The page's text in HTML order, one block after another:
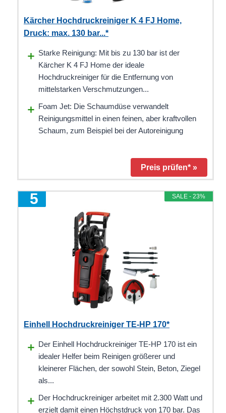
Kärcher Hochdruckreiniger K 4 FJ Home,
Druck: max. 130 bar...*
Starke Reinigung: Mit bis zu 130 bar ist der
Kärcher K 4 FJ Home der ideale
Hochdruckreiniger für die Entfernung von
mittelstarken Verschmutzungen...
Foam Jet: Die Schaumdüse verwandelt
Reinigungsmittel in einen feinen, aber kraftvollen
Schaum, zum Beispiel bei der Autoreinigung
Preis prüfen* »
SALE - 23%
Einhell Hochdruckreiniger TE-HP 170*
Der Einhell Hochdruckreiniger TE-HP 170 ist ein
idealer Helfer beim Reinigen größerer und
kleinerer Flächen, der sowohl Stein, Beton, Ziegel
als...
Der Hochdruckreiniger arbeitet mit 2.300 Watt und
erzielt damit einen Höchstdruck von 170 bar. Das